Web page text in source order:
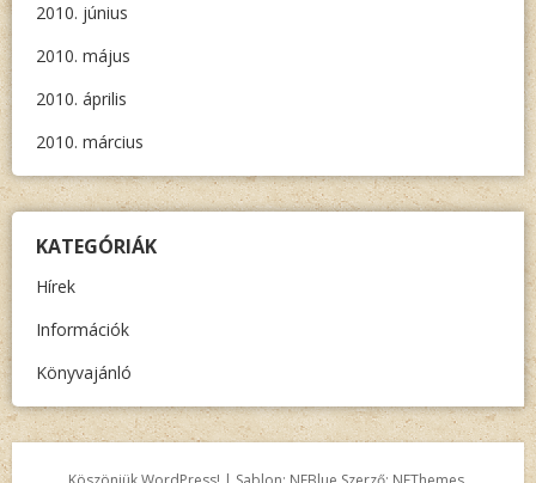
2010. június
2010. május
2010. április
2010. március
KATEGÓRIÁK
Hírek
Információk
Könyvajánló